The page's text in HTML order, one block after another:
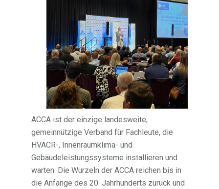
ACCA ist der einzige landesweite,
gemeinnützige Verband für Fachleute, die
HVACR-, Innenraumklima- und
Gebäudeleistungssysteme installieren und
warten. Die Wurzeln der ACCA reichen bis in
die Anfänge des 20. Jahrhunderts zurück und